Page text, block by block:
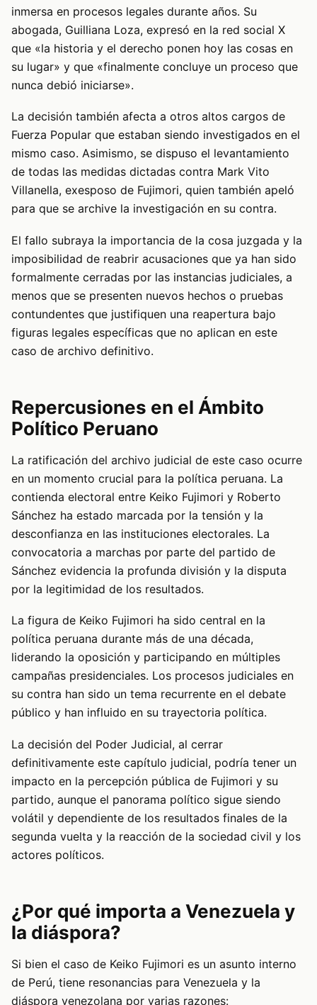
inmersa en procesos legales durante años. Su
abogada, Guilliana Loza, expresó en la red social X
que «la historia y el derecho ponen hoy las cosas en
su lugar» y que «finalmente concluye un proceso que
nunca debió iniciarse».
La decisión también afecta a otros altos cargos de
Fuerza Popular que estaban siendo investigados en el
mismo caso. Asimismo, se dispuso el levantamiento
de todas las medidas dictadas contra Mark Vito
Villanella, exesposo de Fujimori, quien también apeló
para que se archive la investigación en su contra.
El fallo subraya la importancia de la cosa juzgada y la
imposibilidad de reabrir acusaciones que ya han sido
formalmente cerradas por las instancias judiciales, a
menos que se presenten nuevos hechos o pruebas
contundentes que justifiquen una reapertura bajo
figuras legales específicas que no aplican en este
caso de archivo definitivo.
Repercusiones en el Ámbito
Político Peruano
La ratificación del archivo judicial de este caso ocurre
en un momento crucial para la política peruana. La
contienda electoral entre Keiko Fujimori y Roberto
Sánchez ha estado marcada por la tensión y la
desconfianza en las instituciones electorales. La
convocatoria a marchas por parte del partido de
Sánchez evidencia la profunda división y la disputa
por la legitimidad de los resultados.
La figura de Keiko Fujimori ha sido central en la
política peruana durante más de una década,
liderando la oposición y participando en múltiples
campañas presidenciales. Los procesos judiciales en
su contra han sido un tema recurrente en el debate
público y han influido en su trayectoria política.
La decisión del Poder Judicial, al cerrar
definitivamente este capítulo judicial, podría tener un
impacto en la percepción pública de Fujimori y su
partido, aunque el panorama político sigue siendo
volátil y dependiente de los resultados finales de la
segunda vuelta y la reacción de la sociedad civil y los
actores políticos.
¿Por qué importa a Venezuela y
la diáspora?
Si bien el caso de Keiko Fujimori es un asunto interno
de Perú, tiene resonancias para Venezuela y la
diáspora venezolana por varias razones: